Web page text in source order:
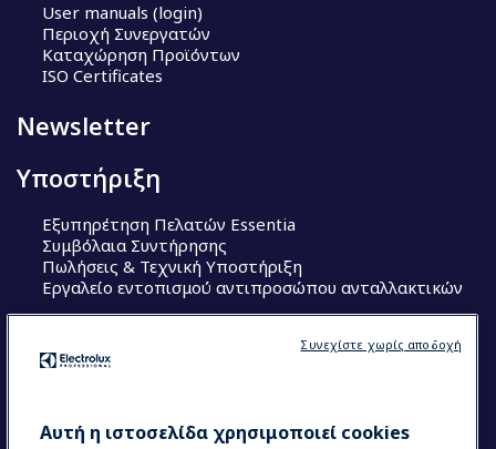
User manuals (login)
Περιοχή Συνεργατών
Καταχώρηση Προϊόντων
ISO Certificates
Newsletter
Υποστήριξη
Εξυπηρέτηση Πελατών Essentia
Συμβόλαια Συντήρησης
Πωλήσεις & Τεχνική Υποστήριξη
Εργαλείο εντοπισμού αντιπροσώπου ανταλλακτικών
Electrolux Professional Ακαδημία Chef
Αυτή η ιστοσελίδα χρησιμοποιεί cookies
Συνεχίστε χωρίς αποδοχή